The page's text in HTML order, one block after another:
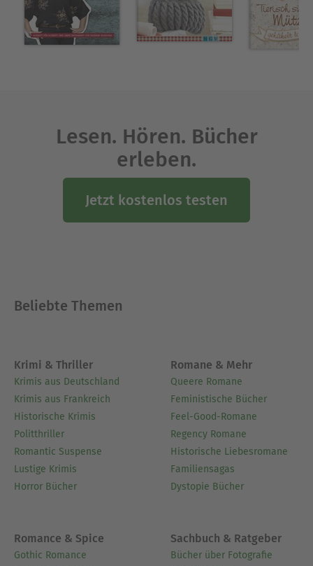
Ausblenden
Lesen. Hören. Bücher
erleben.
Jetzt kostenlos testen
Beliebte Themen
Krimi & Thriller
Krimis aus Deutschland
Krimis aus Frankreich
Historische Krimis
Politthriller
Romantic Suspense
Lustige Krimis
Horror Bücher
Romane & Mehr
Queere Romane
Feministische Bücher
Feel-Good-Romane
Regency Romane
Historische Liebesromane
Familiensagas
Dystopie Bücher
Romance & Spice
Gothic Romance
Sachbuch & Ratgeber
Bücher über Fotografie